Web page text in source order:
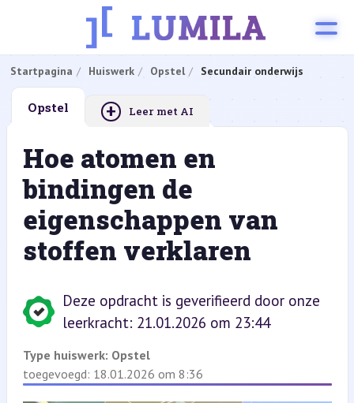
Startpagina Huiswerk Opstel Secundair onderwijs
Opstel + Leer met AI
Hoe atomen en
bindingen de
eigenschappen van
stoffen verklaren
Deze opdracht is geverifieerd door onze
leerkracht: 21.01.2026 om 23:44
Type huiswerk: Opstel
toegevoegd: 18.01.2026 om 8:36